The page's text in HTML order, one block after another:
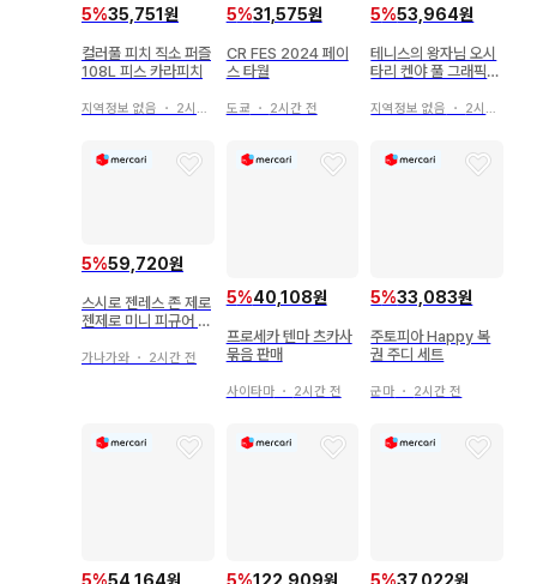
5%35,751원
컬러풀 피치 직소 퍼즐
108L 피스 카라피치
지역정보 없음 ・ 2시간 전
5%31,575원
CR FES 2024 페이
스 타월
도쿄 ・ 2시간 전
5%53,964원
테니스의 왕자님 오시
타리 켄야 풀 그래픽
지역정보 없음 ・ 2시간 전
5%59,720원
스시로 젠레스 존 제로
젠제로 미니 피규어 2
가나가와 ・ 2시간 전
5%40,108원
프로세카 텐마 츠카사
묶음 판매
사이타마・ 2시간 전
5%33,083원
주토피아 Happy 복
권 주디 세트
군마 ・ 2시간 전
5%54,164원 5%122,909원 5%37,022원